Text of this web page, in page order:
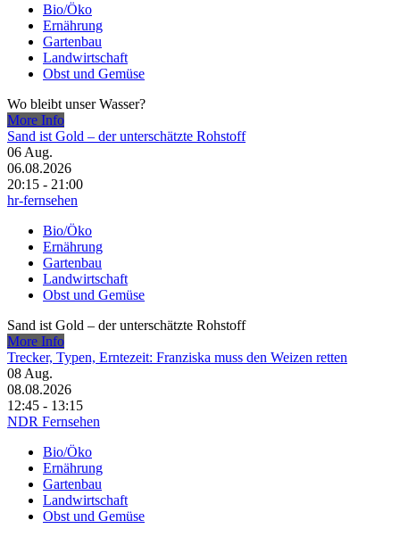
Bio/Öko
Ernährung
Gartenbau
Landwirtschaft
Obst und Gemüse
Wo bleibt unser Wasser?
More Info
Sand ist Gold – der unterschätzte Rohstoff
06 Aug.
06.08.2026
20:15 - 21:00
hr-fernsehen
Bio/Öko
Ernährung
Gartenbau
Landwirtschaft
Obst und Gemüse
Sand ist Gold – der unterschätzte Rohstoff
More Info
Trecker, Typen, Erntezeit: Franziska muss den Weizen retten
08 Aug.
08.08.2026
12:45 - 13:15
NDR Fernsehen
Bio/Öko
Ernährung
Gartenbau
Landwirtschaft
Obst und Gemüse